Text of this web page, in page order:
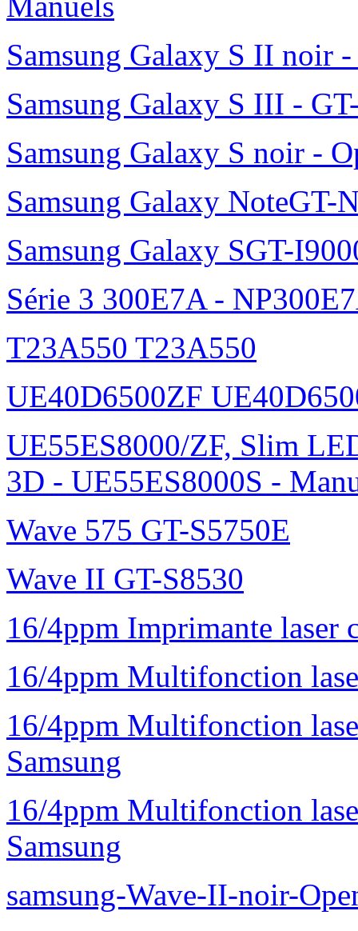
Samsung Galaxy S II noir
Samsung Galaxy S III -
Samsung Galaxy S noir -
Samsung Galaxy NoteGT-
Samsung Galaxy SGT-
Série 3 300E7A -
T23A550 T23A550
UE40D6500ZF
UE55ES8000/ZF, Slim
3D - UE55ES8000S -
Wave 575 GT-S5750E
Wave II GT-S8530
16/4ppm Imprimante laser
16/4ppm Multifonction
16/4ppm Multifonction
Samsung
16/4ppm Multifonction
Samsung
samsung-Wave-II-noir-